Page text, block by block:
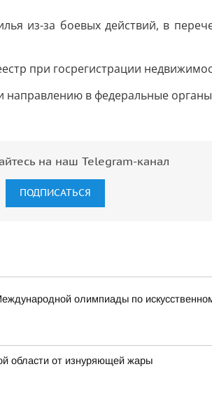
из-за боевых действий, в
при госрегистрации
в федеральные органы
на наш Telegram-канал
ПОДПИСАТЬСЯ
олимпиады по
области от изнуряющей жары